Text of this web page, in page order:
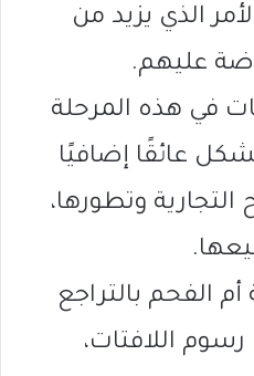
الأمر الذي يزيد من
عليهم.
في هذه المرحلة
عائقًا إضافيًا
وتطورها،
الفحم بالتراجع
اللافتات،